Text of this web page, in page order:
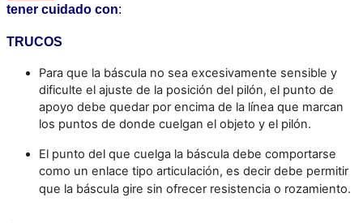
tener cuidado con:
TRUCOS
Para que la báscula no sea excesivamente sensible y
dificulte el ajuste de la posición del pilón, el punto de
apoyo debe quedar por encima de la línea que marcan
los puntos de donde cuelgan el objeto y el pilón.
El punto del que cuelga la báscula debe comportarse
como un enlace tipo articulación, es decir debe permitir
que la báscula gire sin ofrecer resistencia o rozamiento.